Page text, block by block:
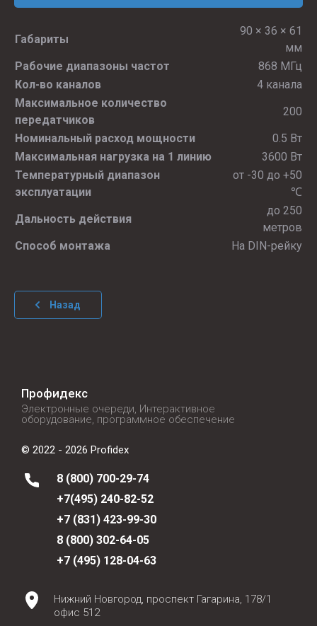
Габариты
90 × 36 × 61
мм
Рабочие диапазоны частот
868 МГц
Кол-во каналов
4 канала
Максимальное количество
передатчиков
200
Номинальный расход мощности
0.5 Вт
Максимальная нагрузка на 1 линию
3600 Вт
Температурный диапазон
эксплуатации
от -30 до +50
℃
Дальность действия
до 250
метров
Способ монтажа
На DIN-рейку
Назад
Профидекс
Электронные очереди, Интерактивное
оборудование, программное обеспечение
© 2022 - 2026 Profidex
8 (800) 700-29-74
+7(495) 240-82-52
+7 (831) 423-99-30
8 (800) 302-64-05
+7 (495) 128-04-63
Нижний Новгород, проспект Гагарина, 178/1
офис 512